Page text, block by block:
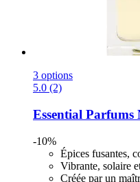
3 options
5.0 (2)
Essential Parfums
-10%
Épices fusantes,
Vibrante, solaire
Créée par un